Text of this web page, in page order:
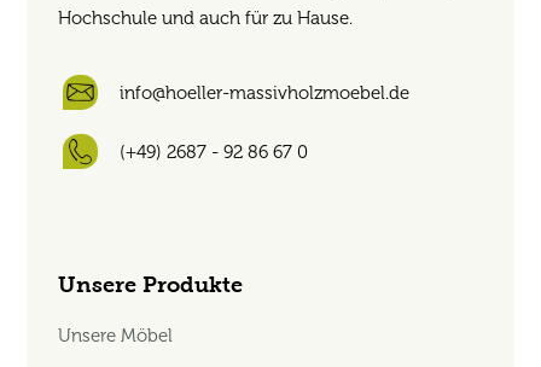
Hochschule und auch für zu Hause.
info@hoeller-massivholzmoebel.de
(+49) 2687 - 92 86 67 0
Unsere Produkte
Unsere Möbel